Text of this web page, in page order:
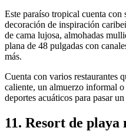
Este paraíso tropical cuenta con
decoración de inspiración
de cama lujosa, almohadas
plana de 48 pulgadas con
más.
Cuenta con varios restaurantes
caliente, un almuerzo informal
deportes acuáticos para pasar
11. Resort de playa